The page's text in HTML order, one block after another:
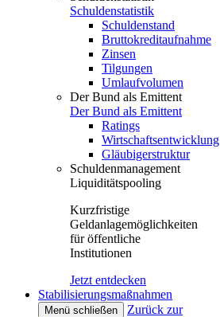
Schuldenstatistik
Schuldenstand
Bruttokreditaufnahme
Zinsen
Tilgungen
Umlaufvolumen
Der Bund als Emittent
Der Bund als Emittent
Ratings
Wirtschaftsentwicklung
Gläubigerstruktur
Schuldenmanagement
Liquiditätspooling
Kurzfristige
Geldanlagemöglichkeiten
für öffentliche
Institutionen
Jetzt entdecken
Stabilisierungsmaßnahmen
Menü schließen
Zurück zur